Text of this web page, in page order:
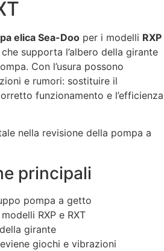
elica Sea-Doo per i modelli RXP
supporta l’albero della girante
Con l’usura possono
e rumori: sostituire il
funzionamento e l’efficienza
nella revisione della pompa a
principali
pompa a getto
RXP e RXT
girante
giochi e vibrazioni